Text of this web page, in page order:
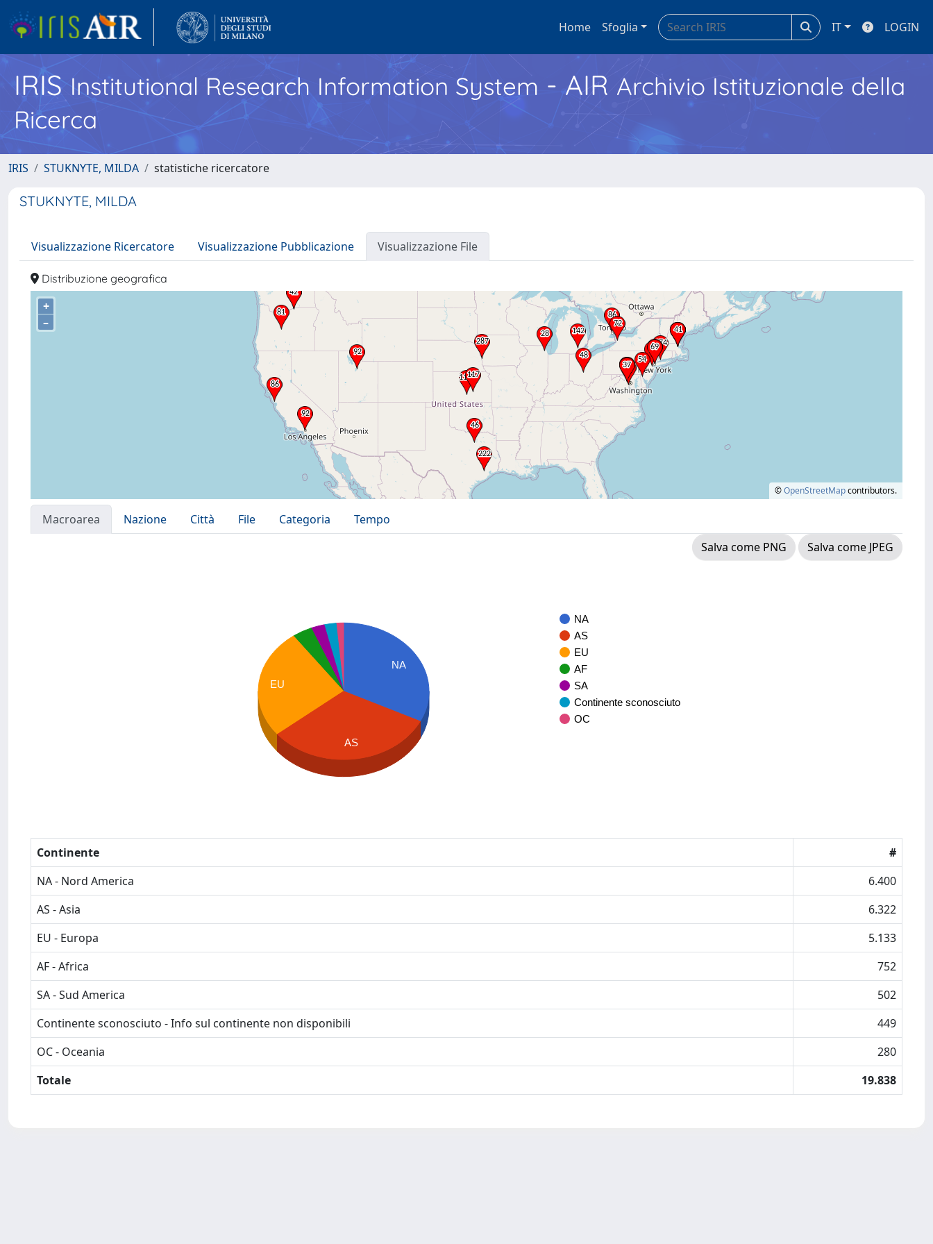
Home Sfoglia IT LOGIN
IRISInstitutional Research Information System - AIR Archivio Istituzionale della
Ricerca
IRIS STUKNYTE, MILDA statistiche ricercatore
STUKNYTE, MILDA
Visualizzazione Ricercatore Visualizzazione Pubblicazione Visualizzazione File
Distribuzione geografica
+
–
©OpenStreetMapcontributors.
Macroarea Nazione Città File Categoria
Tempo
Salva come PNG
Salva come JPEG
NA
AS
EU
AF
SA
Continente sconosciuto
OC
NA
EU
AS
Continente
#
NA - Nord America
6.400
AS - Asia
6.322
EU - Europa
5.133
AF - Africa
752
SA - Sud America
502
Continente sconosciuto - Info sul continente non disponibili
449
OC - Oceania
280
Totale
19.838